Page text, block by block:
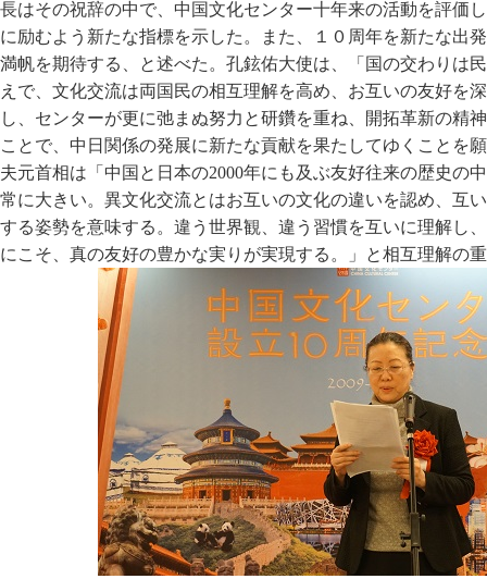
長はその祝辞の中で、中国文化センター十年来の活動を評価
に励むよう新たな指標を示した。また、１０周年を新たな出
満帆を期待する、と述べた。孔鉉佑大使は、「国の交わりは
えで、文化交流は両国民の相互理解を高め、お互いの友好を
し、センターが更に弛まぬ努力と研鑽を重ね、開拓革新の精
ことで、中日関係の発展に新たな貢献を果たしてゆくことを
夫元首相は「中国と日本の2000年にも及ぶ友好往来の歴史の
常に大きい。異文化交流とはお互いの文化の違いを認め、互
する姿勢を意味する。違う世界観、違う習慣を互いに理解し
にこそ、真の友好の豊かな実りが実現する。」と相互理解の